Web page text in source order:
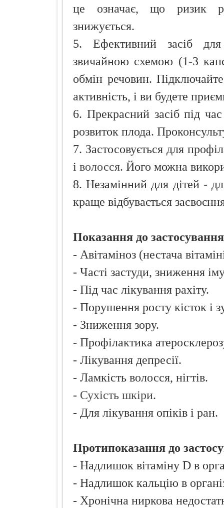
це означає, що ризик
знижується.
5. Ефективний засіб
звичайною схемою (1-3
обмін речовин.
активність, і ви будете
6. Прекрасний засіб під
розвиток плода.
7. Застосовується для
і волосся. Його можна
8. Незамінний для дітей -
краще відбувається
Показання до
- Авітаміноз (нестача
- Часті застуди, зниження
- Під час лікування рахіту.
- Порушення росту кісток і
- Зниження зору.
- Профілактика
- Лікування депресії.
- Ламкість волосся, нігтів.
- Сухість шкіри.
- Для лікування опіків і ран.
Протипоказання до
- Надлишок вітаміну D в
- Надлишок кальцію в
- Хронічна ниркова